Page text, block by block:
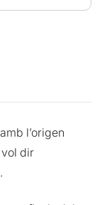
l’origen
dir